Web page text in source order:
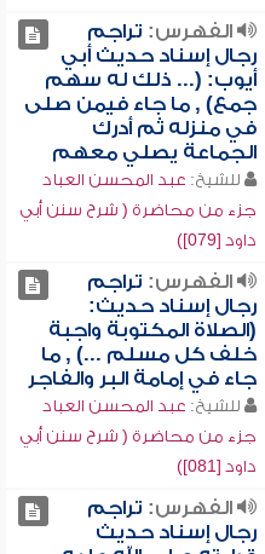
الفهرس: تراجم
رجال إسناد حديث أبي
أيوب: (... ذلك له سهم
جمع) , ما جاء فيمن صلى
في منزله ثم أدرك
الجماعة يصلي معهم
للشيخ: عبد المحسن العباد
جزء من محاضرة ( شرح سنن أبي
داود [079])
الفهرس: تراجم
رجال إسناد حديث:
(الصلاة المكتوبة واجبة
خلف كل مسلم ...) , ما
جاء في إمامة البر والفاجر
للشيخ: عبد المحسن العباد
جزء من محاضرة ( شرح سنن أبي
داود [081])
الفهرس: تراجم
رجال إسناد حديث